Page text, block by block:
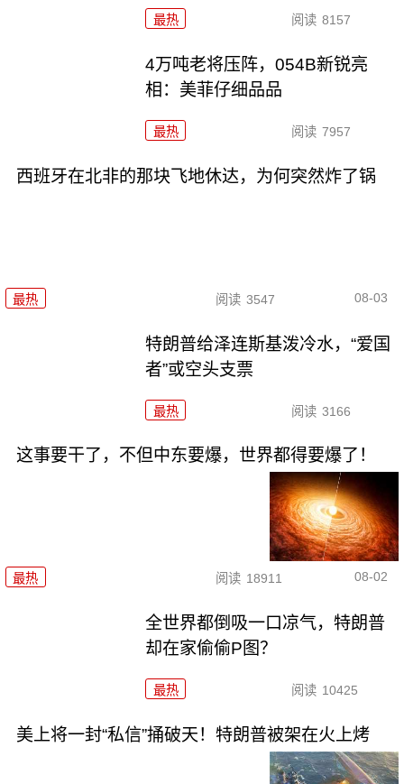
最热 阅读 8157
4万吨老将压阵，054B新锐亮
相：美菲仔细品品
最热 阅读 7957
西班牙在北非的那块飞地休达，为何突然炸了锅
最热 阅读 3547 08-03
特朗普给泽连斯基泼冷水，“爱国
者”或空头支票
最热 阅读 3166
这事要干了，不但中东要爆，世界都得要爆了！
最热 阅读 18911 08-02
全世界都倒吸一口凉气，特朗普
却在家偷偷P图？
最热 阅读 10425
美上将一封“私信”捅破天！特朗普被架在火上烤